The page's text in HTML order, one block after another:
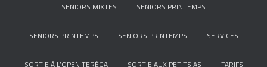
SENIORS MIXTES SENIORS PRINTEMPS
SENIORS PRINTEMPS SENIORS PRINTEMPS SERVICES
SORTIE À L’OPEN TERÉGA SORTIE AUX PETITS AS TARIFS